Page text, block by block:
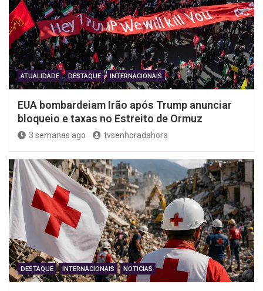
ATUALIDADE DESTAQUE INTERNACIONAIS
EUA bombardeiam Irão após Trump anunciar
bloqueio e taxas no Estreito de Ormuz
3 semanas ago tvsenhoradahora
DESTAQUE INTERNACIONAIS NOTICIAS